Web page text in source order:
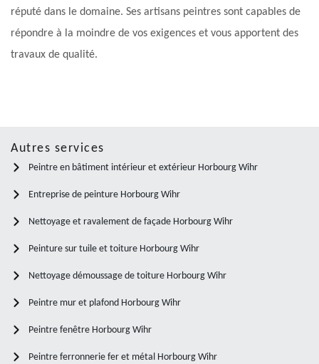
réputé dans le domaine. Ses artisans peintres sont capables de
répondre à la moindre de vos exigences et vous apportent des
travaux de qualité.
Autres services
Peintre en bâtiment intérieur et extérieur Horbourg Wihr
Entreprise de peinture Horbourg Wihr
Nettoyage et ravalement de façade Horbourg Wihr
Peinture sur tuile et toiture Horbourg Wihr
Nettoyage démoussage de toiture Horbourg Wihr
Peintre mur et plafond Horbourg Wihr
Peintre fenêtre Horbourg Wihr
Peintre ferronnerie fer et métal Horbourg Wihr